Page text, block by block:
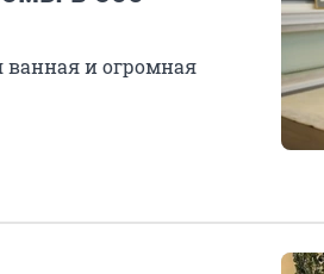
ванная и огромная